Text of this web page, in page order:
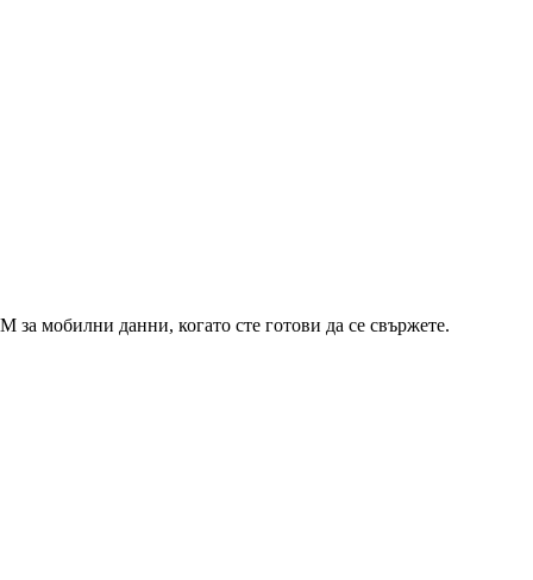
за мобилни данни, когато сте готови да се свържете.